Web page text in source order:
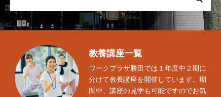
駐車場案内
お問い合せ
施設空き情報 Vacancy
教養講座一覧
ワークプラザ勝田では１年度中２期に
分けて教養講座を開催しています。期
間中、講座の見学も可能ですのでお気